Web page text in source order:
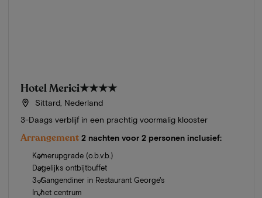
Hotel Merici★★★★
Sittard, Nederland
3-Daags verblijf in een prachtig voormalig klooster
Arrangement 2 nachten voor 2 personen inclusief:
Kamerupgrade (o.b.v.b.)
Dagelijks ontbijtbuffet
3-Gangendiner in Restaurant George's
In het centrum